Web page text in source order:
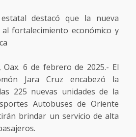
destacó que la nueva
fortalecimiento económico y
Oax. 6 de febrero de 2025.- El
Jara Cruz encabezó la
225 nuevas unidades de la
Autobuses de Oriente
brindar un servicio de alta